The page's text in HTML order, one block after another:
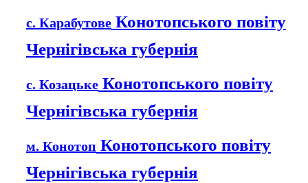
с. Карабутове Конотопського повіту
Чернігівська губернія
с. Козацьке Конотопського повіту
Чернігівська губернія
м. Конотоп Конотопського повіту
Чернігівська губернія